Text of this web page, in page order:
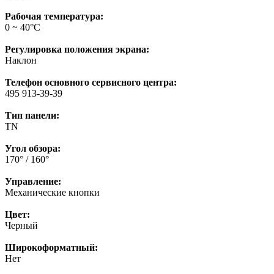
Рабочая температура:
0 ~ 40°С
Регулировка положения экрана:
Наклон
Телефон основного сервисного центра:
495 913-39-39
Тип панели:
TN
Угол обзора:
170° / 160°
Управление:
Механические кнопки
Цвет:
Черный
Широкоформатный:
Нет